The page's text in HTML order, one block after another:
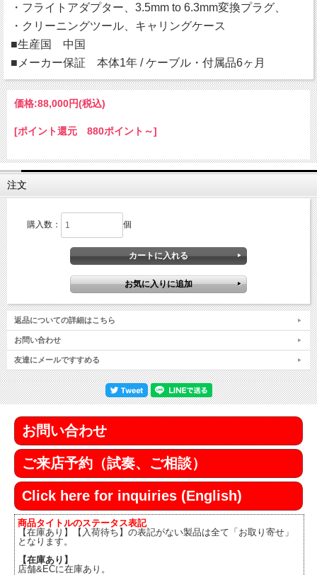
・フライトアダプター、3.5mm to 6.3mm変換プラグ、
・クリーニングツール、キャリングケース
■生産国 中国
■メーカー保証 本体1年 / ケーブル・付属品6ヶ月
価格:88,000円(税込)
[ポイント還元 880ポイント～]
注文
購入数： 個
返品についての詳細はこちら
お問い合わせ
友達にメールですすめる
お問い合わせ
ご来店予約（試奏、ご相談）
Click here for inquiries (English)
商品タイトルのステータス表記
【在庫あり】【入荷待ち】の表記がない製品は全て「お取り寄せ」
となります。
【在庫あり】
店舗&ECに在庫あり。